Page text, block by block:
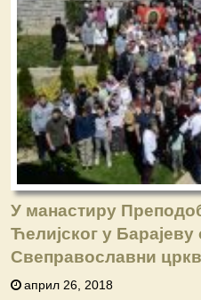
У манастиру
Ћелијског у
Свеправославни
април 26, 2018